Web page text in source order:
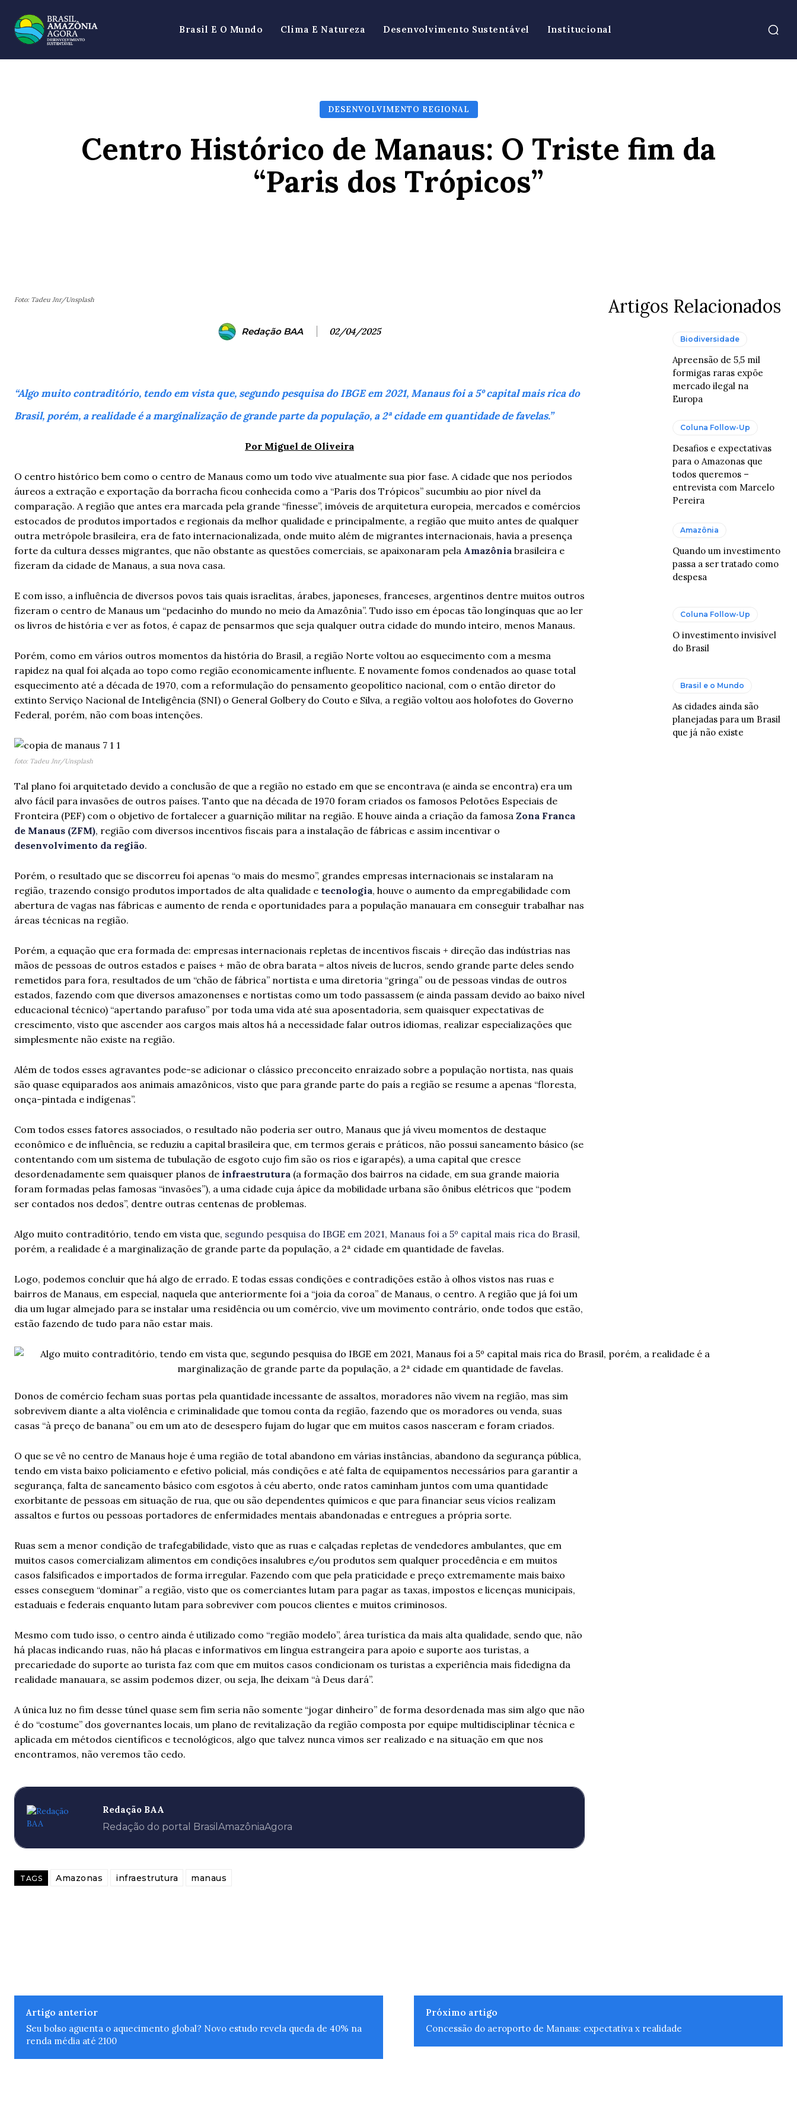
Brasil E O Mundo Clima E Natureza Desenvolvimento Sustentável Institucional
DESENVOLVIMENTO REGIONAL
Centro Histórico de Manaus: O Triste fim da
“Paris dos Trópicos”
Foto: Tadeu Jnr/Unsplash
Redação BAA 02/04/2025
“Algo muito contraditório, tendo em vista que, segundo pesquisa do IBGE em 2021, Manaus foi a 5º capital mais rica do
Brasil, porém, a realidade é a marginalização de grande parte da população, a 2ª cidade em quantidade de favelas.”
Por Miguel de Oliveira
O centro histórico bem como o centro de Manaus como um todo vive atualmente sua pior fase. A cidade que nos períodos
áureos a extração e exportação da borracha ficou conhecida como a “Paris dos Trópicos” sucumbiu ao pior nível da
comparação. A região que antes era marcada pela grande “finesse”, imóveis de arquitetura europeia, mercados e comércios
estocados de produtos importados e regionais da melhor qualidade e principalmente, a região que muito antes de qualquer
outra metrópole brasileira, era de fato internacionalizada, onde muito além de migrantes internacionais, havia a presença
forte da cultura desses migrantes, que não obstante as questões comerciais, se apaixonaram pela Amazônia brasileira e
fizeram da cidade de Manaus, a sua nova casa.
E com isso, a influência de diversos povos tais quais israelitas, árabes, japoneses, franceses, argentinos dentre muitos outros
fizeram o centro de Manaus um “pedacinho do mundo no meio da Amazônia”. Tudo isso em épocas tão longínquas que ao ler
os livros de história e ver as fotos, é capaz de pensarmos que seja qualquer outra cidade do mundo inteiro, menos Manaus.
Porém, como em vários outros momentos da história do Brasil, a região Norte voltou ao esquecimento com a mesma
rapidez na qual foi alçada ao topo como região economicamente influente. E novamente fomos condenados ao quase total
esquecimento até a década de 1970, com a reformulação do pensamento geopolítico nacional, com o então diretor do
extinto Serviço Nacional de Inteligência (SNI) o General Golbery do Couto e Silva, a região voltou aos holofotes do Governo
Federal, porém, não com boas intenções.
foto: Tadeu Jnr/Unsplash
Tal plano foi arquitetado devido a conclusão de que a região no estado em que se encontrava (e ainda se encontra) era um
alvo fácil para invasões de outros países. Tanto que na década de 1970 foram criados os famosos Pelotões Especiais de
Fronteira (PEF) com o objetivo de fortalecer a guarnição militar na região. E houve ainda a criação da famosa Zona Franca
de Manaus (ZFM), região com diversos incentivos fiscais para a instalação de fábricas e assim incentivar o
desenvolvimento da região.
Porém, o resultado que se discorreu foi apenas “o mais do mesmo”, grandes empresas internacionais se instalaram na
região, trazendo consigo produtos importados de alta qualidade e tecnologia, houve o aumento da empregabilidade com
abertura de vagas nas fábricas e aumento de renda e oportunidades para a população manauara em conseguir trabalhar nas
áreas técnicas na região.
Porém, a equação que era formada de: empresas internacionais repletas de incentivos fiscais + direção das indústrias nas
mãos de pessoas de outros estados e países + mão de obra barata = altos níveis de lucros, sendo grande parte deles sendo
remetidos para fora, resultados de um “chão de fábrica” nortista e uma diretoria “gringa” ou de pessoas vindas de outros
estados, fazendo com que diversos amazonenses e nortistas como um todo passassem (e ainda passam devido ao baixo nível
educacional técnico) “apertando parafuso” por toda uma vida até sua aposentadoria, sem quaisquer expectativas de
crescimento, visto que ascender aos cargos mais altos há a necessidade falar outros idiomas, realizar especializações que
simplesmente não existe na região.
Além de todos esses agravantes pode-se adicionar o clássico preconceito enraizado sobre a população nortista, nas quais
são quase equiparados aos animais amazônicos, visto que para grande parte do país a região se resume a apenas “floresta,
onça-pintada e indígenas”.
Com todos esses fatores associados, o resultado não poderia ser outro, Manaus que já viveu momentos de destaque
econômico e de influência, se reduziu a capital brasileira que, em termos gerais e práticos, não possui saneamento básico (se
contentando com um sistema de tubulação de esgoto cujo fim são os rios e igarapés), a uma capital que cresce
desordenadamente sem quaisquer planos de infraestrutura (a formação dos bairros na cidade, em sua grande maioria
foram formadas pelas famosas “invasões”), a uma cidade cuja ápice da mobilidade urbana são ônibus elétricos que “podem
ser contados nos dedos”, dentre outras centenas de problemas.
Algo muito contraditório, tendo em vista que, segundo pesquisa do IBGE em 2021, Manaus foi a 5º capital mais rica do Brasil,
porém, a realidade é a marginalização de grande parte da população, a 2ª cidade em quantidade de favelas.
Logo, podemos concluir que há algo de errado. E todas essas condições e contradições estão à olhos vistos nas ruas e
bairros de Manaus, em especial, naquela que anteriormente foi a “joia da coroa” de Manaus, o centro. A região que já foi um
dia um lugar almejado para se instalar uma residência ou um comércio, vive um movimento contrário, onde todos que estão,
estão fazendo de tudo para não estar mais.
Donos de comércio fecham suas portas pela quantidade incessante de assaltos, moradores não vivem na região, mas sim
sobrevivem diante a alta violência e criminalidade que tomou conta da região, fazendo que os moradores ou venda, suas
casas “à preço de banana” ou em um ato de desespero fujam do lugar que em muitos casos nasceram e foram criados.
O que se vê no centro de Manaus hoje é uma região de total abandono em várias instâncias, abandono da segurança pública,
tendo em vista baixo policiamento e efetivo policial, más condições e até falta de equipamentos necessários para garantir a
segurança, falta de saneamento básico com esgotos à céu aberto, onde ratos caminham juntos com uma quantidade
exorbitante de pessoas em situação de rua, que ou são dependentes químicos e que para financiar seus vícios realizam
assaltos e furtos ou pessoas portadores de enfermidades mentais abandonadas e entregues a própria sorte.
Ruas sem a menor condição de trafegabilidade, visto que as ruas e calçadas repletas de vendedores ambulantes, que em
muitos casos comercializam alimentos em condições insalubres e/ou produtos sem qualquer procedência e em muitos
casos falsificados e importados de forma irregular. Fazendo com que pela praticidade e preço extremamente mais baixo
esses conseguem “dominar” a região, visto que os comerciantes lutam para pagar as taxas, impostos e licenças municipais,
estaduais e federais enquanto lutam para sobreviver com poucos clientes e muitos criminosos.
Mesmo com tudo isso, o centro ainda é utilizado como “região modelo”, área turística da mais alta qualidade, sendo que, não
há placas indicando ruas, não há placas e informativos em língua estrangeira para apoio e suporte aos turistas, a
precariedade do suporte ao turista faz com que em muitos casos condicionam os turistas a experiência mais fidedigna da
realidade manauara, se assim podemos dizer, ou seja, lhe deixam “à Deus dará”.
A única luz no fim desse túnel quase sem fim seria não somente “jogar dinheiro” de forma desordenada mas sim algo que não
é do “costume” dos governantes locais, um plano de revitalização da região composta por equipe multidisciplinar técnica e
aplicada em métodos científicos e tecnológicos, algo que talvez nunca vimos ser realizado e na situação em que nos
encontramos, não veremos tão cedo.
Redação BAA
Redação do portal BrasilAmazôniaAgora
TAGS Amazonas infraestrutura manaus
Artigos Relacionados
Biodiversidade
Apreensão de 5,5 mil
formigas raras expõe
mercado ilegal na
Europa
Coluna Follow-Up
Desafios e expectativas
para o Amazonas que
todos queremos –
entrevista com Marcelo
Pereira
Amazônia
Quando um investimento
passa a ser tratado como
despesa
Coluna Follow-Up
O investimento invisível
do Brasil
Brasil e o Mundo
As cidades ainda são
planejadas para um Brasil
que já não existe
Artigo anterior
Seu bolso aguenta o aquecimento global? Novo estudo revela queda de 40% na
renda média até 2100
Próximo artigo
Concessão do aeroporto de Manaus: expectativa x realidade